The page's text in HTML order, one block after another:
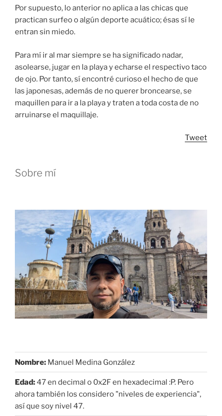
Por supuesto, lo anterior no aplica a las chicas que
practican surfeo o algún deporte acuático; ésas sí le
entran sin miedo.
Para mí ir al mar siempre se ha significado nadar,
asolearse, jugar en la playa y echarse el respectivo taco
de ojo. Por tanto, sí encontré curioso el hecho de que
las japonesas, además de no querer broncearse, se
maquillen para ir a la playa y traten a toda costa de no
arruinarse el maquillaje.
Tweet
Sobre mí
Nombre: Manuel Medina González
Edad:47 en decimal o 0x2F en hexadecimal :P. Pero
ahora también los considero "niveles de experiencia",
así que soy nivel 47.